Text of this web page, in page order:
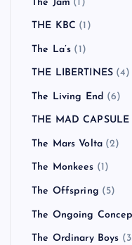
The Jam (1)
THE KBC (1)
The La’s (1)
THE LIBERTINES (4)
The Living End (6)
THE MAD CAPSULE
The Mars Volta (2)
The Monkees (1)
The Offspring (5)
The Ongoing
The Ordinary Boys